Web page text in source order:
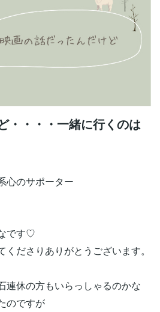
・・・・一緒に行くのは
心のサポーター
です♡
ださりありがとうございます。
連休の方もいらっしゃるのかな
のですが